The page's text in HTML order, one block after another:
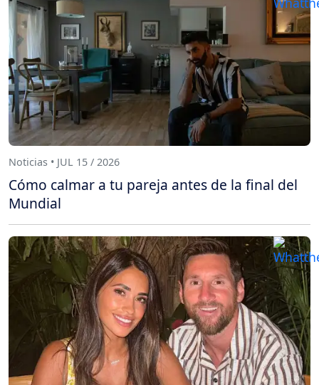
Noticias • JUL 15 / 2026
Cómo calmar a tu pareja antes de la final del
Mundial